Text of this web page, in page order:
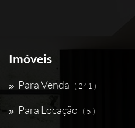
Imóveis
Para Venda ( 241 )
Para Locação ( 5 )